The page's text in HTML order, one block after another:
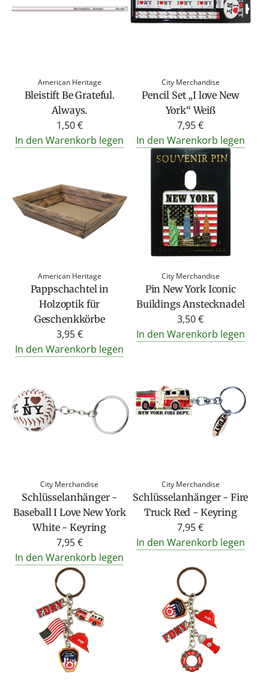
American Heritage
Bleistift Be Grateful.
Always.
1,50 €
In den Warenkorb legen
City Merchandise
Pencil Set „I love New
York“ Weiß
7,95 €
In den Warenkorb legen
American Heritage
Pappschachtel in
Holzoptik für
Geschenkkörbe
3,95 €
In den Warenkorb legen
City Merchandise
Pin New York Iconic
Buildings Anstecknadel
3,50 €
In den Warenkorb legen
City Merchandise
Schlüsselanhänger -
Baseball I Love New York
White - Keyring
7,95 €
In den Warenkorb legen
City Merchandise
Schlüsselanhänger - Fire
Truck Red - Keyring
7,95 €
In den Warenkorb legen